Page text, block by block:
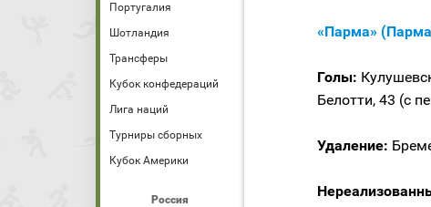
Португалия
Шотландия
Трансферы
Кубок конфедераций
Лига наций
Турниры сборных
Кубок Америки
Россия
«Парма»
Голы:
Белотти, 43 (с
Удаление: